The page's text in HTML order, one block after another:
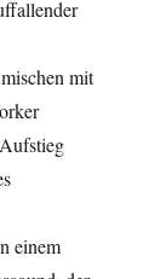
mit
einem